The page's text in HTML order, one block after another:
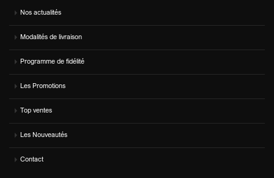
Nos actualités
Modalités de livraison
Programme de fidélité
Les Promotions
Top ventes
Les Nouveautés
Contact